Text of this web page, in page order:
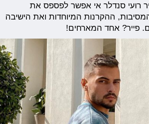
רועי סנדלר אי אפשר לפספס את
ההקרנות המיוחדות ואת הישיבה
פייר? אחד המארחים!